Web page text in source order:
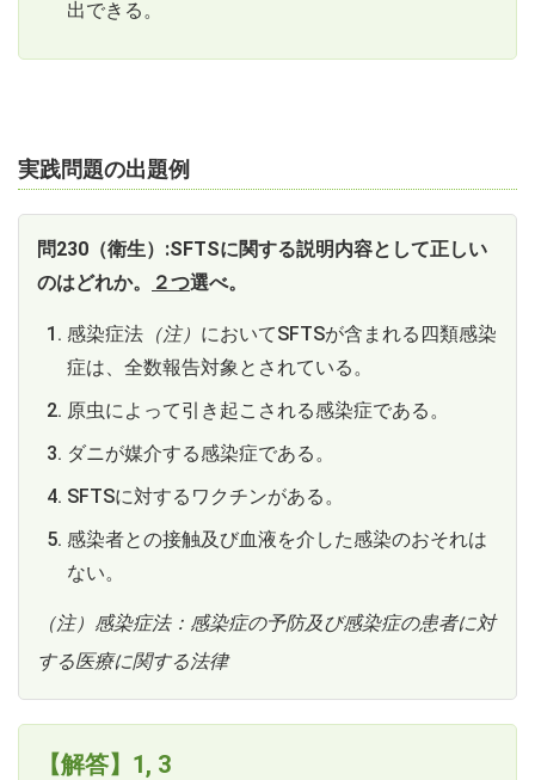
出できる。
実践問題の出題例
問230（衛生）:SFTSに関する説明内容として正しい
のはどれか。
２つ選べ。
感染症法 （注） においてSFTSが含まれる四類感染
症は、全数報告対象とされている。
原虫によって引き起こされる感染症である。
ダニが媒介する感染症である。
SFTSに対するワクチンがある。
感染者との接触及び血液を介した感染のおそれは
ない。
（注）感染症法：感染症の予防及び感染症の患者に対
する医療に関する法律
【解答】1, 3